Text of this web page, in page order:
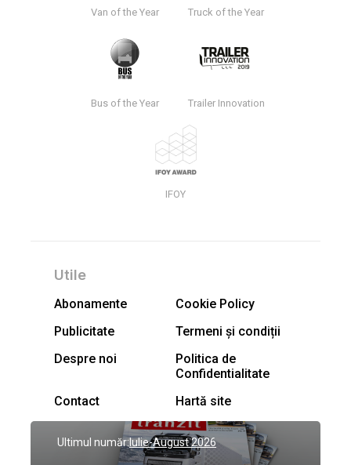
Van of the Year Truck of the Year
Bus of the Year Trailer Innovation
IFOY
Utile
Abonamente
Cookie Policy
Publicitate
Termeni și condiții
Despre noi
Politica de
Confidentialitate
Contact
Hartă site
Ultimul număr:Iulie-August 2026